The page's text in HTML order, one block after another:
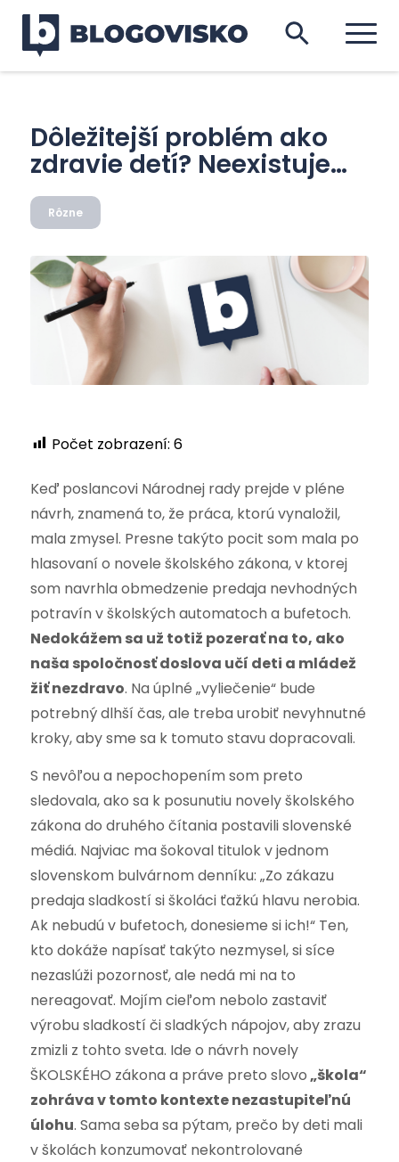
Dôležitejší problém ako
zdravie detí? Neexistuje…
Rôzne
Počet zobrazení: 6
Keď poslancovi Národnej rady prejde v pléne
návrh, znamená to, že práca, ktorú vynaložil,
mala zmysel. Presne takýto pocit som mala po
hlasovaní o novele školského zákona, v ktorej
som navrhla obmedzenie predaja nevhodných
potravín v školských automatoch a bufetoch.
Nedokážem sa už totiž pozerať na to, ako
naša spoločnosť doslova učí deti a mládež
žiť nezdravo. Na úplné „vyliečenie“ bude
potrebný dlhší čas, ale treba urobiť nevyhnutné
kroky, aby sme sa k tomuto stavu dopracovali.
S nevôľou a nepochopením som preto
sledovala, ako sa k posunutiu novely školského
zákona do druhého čítania postavili slovenské
médiá. Najviac ma šokoval titulok v jednom
slovenskom bulvárnom denníku: „Zo zákazu
predaja sladkostí si školáci ťažkú hlavu nerobia.
Ak nebudú v bufetoch, donesieme si ich!“ Ten,
kto dokáže napísať takýto nezmysel, si síce
nezaslúži pozornosť, ale nedá mi na to
nereagovať. Mojím cieľom nebolo zastaviť
výrobu sladkostí či sladkých nápojov, aby zrazu
zmizli z tohto sveta. Ide o návrh novely
ŠKOLSKÉHO zákona a práve preto slovo„škola“
zohráva v tomto kontexte nezastupiteľnú
úlohu. Sama seba sa pýtam, prečo by deti mali
v školách konzumovať nekontrolované